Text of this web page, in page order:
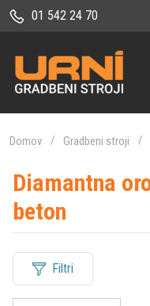
01 542 24 70
Domov Gradbeni stroji
Diamantna
beton
Filtri